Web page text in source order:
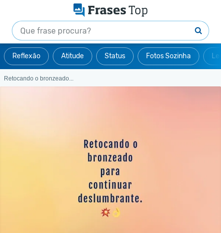
Reflexão Atitude Status Fotos Sozinha
Retocando o bronzeado...